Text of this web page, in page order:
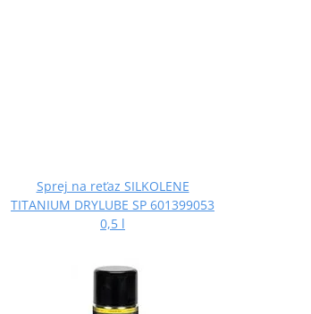
Sprej na reťaz SILKOLENE
TITANIUM DRYLUBE SP 601399053
0,5 l